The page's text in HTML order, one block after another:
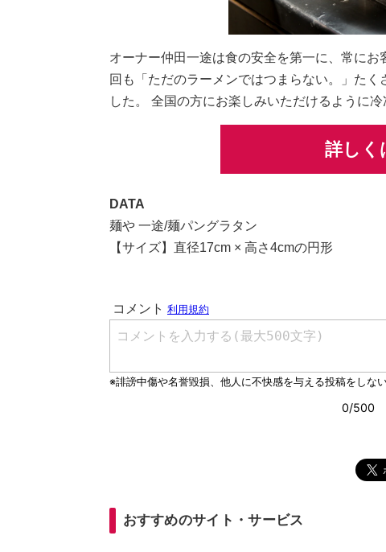
オーナー仲田一途は食の安全を第一に、常に
回も「ただのラーメンではつまらない。」た
した。 全国の方にお楽しみいただけるように冷
詳しく
DATA
麺や 一途/麺パングラタン
【サイズ】直径17cm × 高さ4cmの円形
おすすめのサイト・サービス